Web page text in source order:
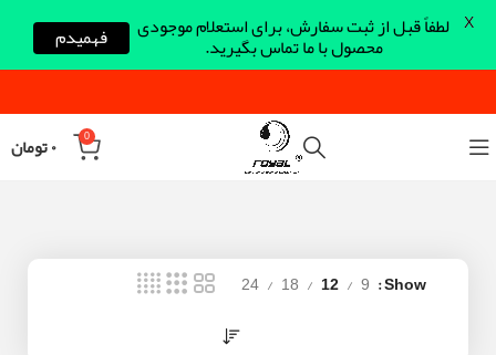
0 ۰تومان
Show
9
12
18
24
لطفاً قبل از ثبت سفارش، برای استعلام موجودی
محصول با ما تماس بگیرید. فهمیدم X